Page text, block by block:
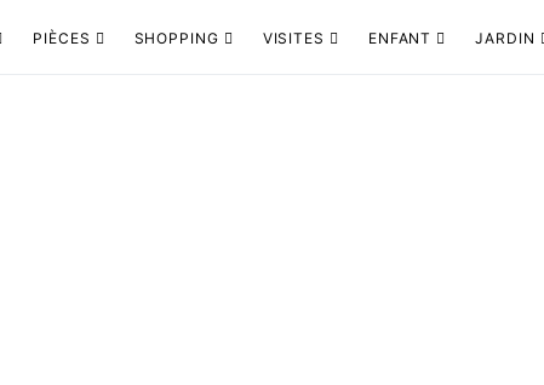
PIÈCES SHOPPING VISITES ENFANT JARDIN